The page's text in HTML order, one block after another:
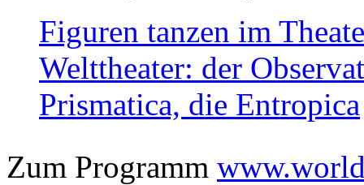
Figuren tanzen im
Welttheater: der
Prismatica, die Entropica
Zum Programm